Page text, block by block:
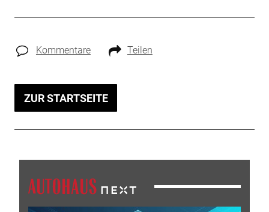
Kommentare Teilen
ZUR STARTSEITE